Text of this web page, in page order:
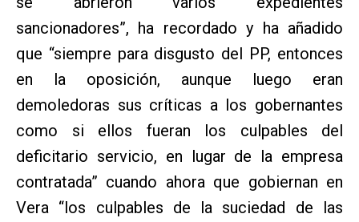
sancionadores”, ha recordado y ha añadido
que “siempre para disgusto del PP, entonces
en la oposición, aunque luego eran
demoledoras sus críticas a los gobernantes
como si ellos fueran los culpables del
deficitario servicio, en lugar de la empresa
contratada” cuando ahora que gobiernan en
Vera “los culpables de la suciedad de las